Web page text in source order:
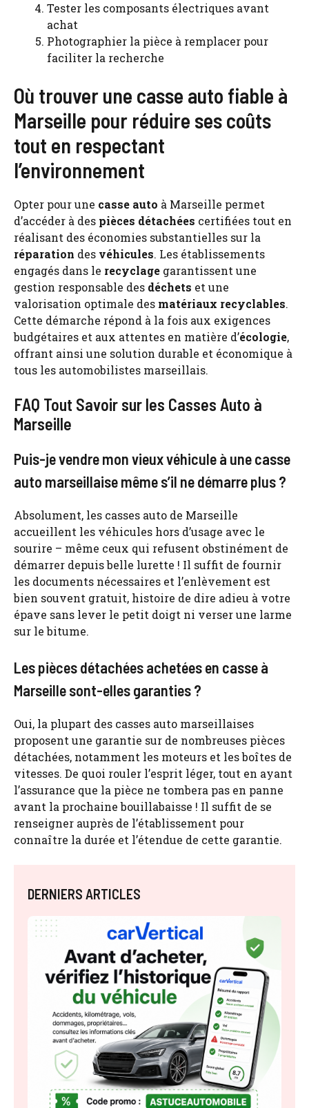
Tester les composants électriques avant
achat
Photographier la pièce à remplacer pour
faciliter la recherche
Où trouver une casse auto fiable à
Marseille pour réduire ses coûts
tout en respectant
l’environnement
Opter pour une casse auto à Marseille permet
d’accéder à des pièces détachées certifiées tout en
réalisant des économies substantielles sur la
réparation des véhicules. Les établissements
engagés dans le recyclage garantissent une
gestion responsable des déchets et une
valorisation optimale des matériaux recyclables.
Cette démarche répond à la fois aux exigences
budgétaires et aux attentes en matière d’écologie,
offrant ainsi une solution durable et économique à
tous les automobilistes marseillais.
FAQ Tout Savoir sur les Casses Auto à
Marseille
Puis-je vendre mon vieux véhicule à une casse
auto marseillaise même s’il ne démarre plus ?
Absolument, les casses auto de Marseille
accueillent les véhicules hors d’usage avec le
sourire – même ceux qui refusent obstinément de
démarrer depuis belle lurette ! Il suffit de fournir
les documents nécessaires et l’enlèvement est
bien souvent gratuit, histoire de dire adieu à votre
épave sans lever le petit doigt ni verser une larme
sur le bitume.
Les pièces détachées achetées en casse à
Marseille sont-elles garanties ?
Oui, la plupart des casses auto marseillaises
proposent une garantie sur de nombreuses pièces
détachées, notamment les moteurs et les boîtes de
vitesses. De quoi rouler l’esprit léger, tout en ayant
l’assurance que la pièce ne tombera pas en panne
avant la prochaine bouillabaisse ! Il suffit de se
renseigner auprès de l’établissement pour
connaître la durée et l’étendue de cette garantie.
DERNIERS ARTICLES